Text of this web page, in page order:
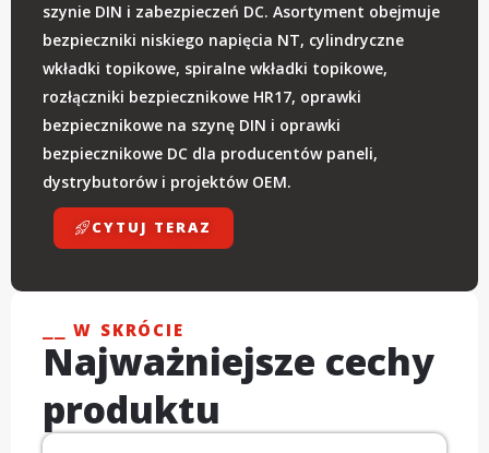
szynie DIN i zabezpieczeń DC. Asortyment obejmuje
bezpieczniki niskiego napięcia NT, cylindryczne
wkładki topikowe, spiralne wkładki topikowe,
rozłączniki bezpiecznikowe HR17, oprawki
bezpiecznikowe na szynę DIN i oprawki
bezpiecznikowe DC dla producentów paneli,
dystrybutorów i projektów OEM.
CYTUJ TERAZ
⎯⎯ W SKRÓCIE
Najważniejsze cechy
produktu